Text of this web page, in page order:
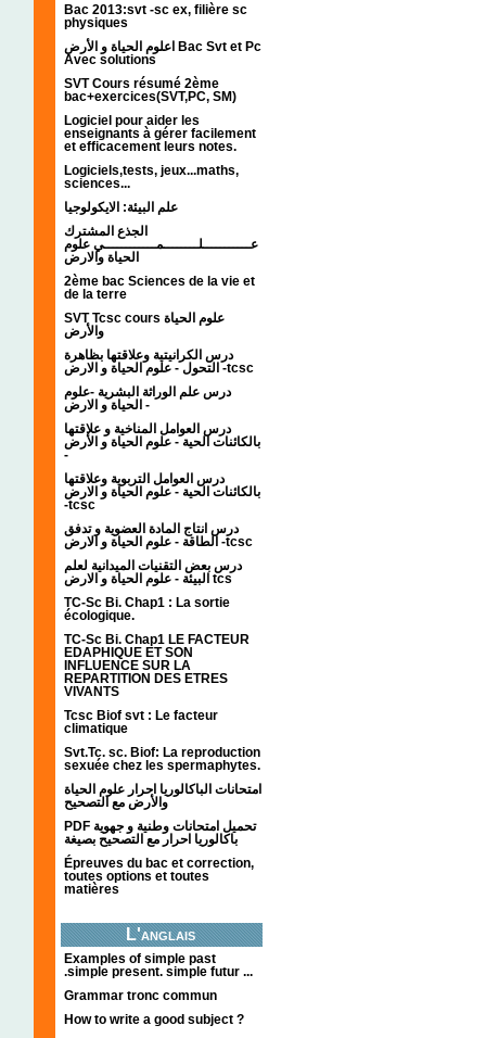
Bac 2013:svt -sc ex, filière sc
physiques
اعلوم الحياة و الأرض Bac Svt et Pc
Avec solutions
SVT Cours résumé 2ème
bac+exercices(SVT,PC, SM)
Logiciel pour aider les
enseignants à gérer facilement
et efficacement leurs notes.
Logiciels,tests, jeux...maths,
sciences...
علم البيئة: الايكولوجيا
الجذع المشترك
عـــــــــــلــــــــمــــــــــــي علوم
الحياة والارض
2ème bac Sciences de la vie et
de la terre
SVT Tcsc cours علوم الحياة
والأرض
درس الكرانيتية وعلاقتها بظاهرة
التحول - علوم الحياة و الارض -tcsc
درس علم الوراثة البشرية -علوم
الحياة و الارض -
درس العوامل المناخية و علاقتها
بالكائنات الحية - علوم الحياة و الأرض
-
درس العوامل التربوية وعلاقتها
بالكائنات الحية - علوم الحياة و الارض
-tcsc
درس انتاج المادة العضوية و تدفق
الطاقة - علوم الحياة و الارض -tcsc
درس بعض التقنيات الميدانية لعلم
البيئة - علوم الحياة و الارض tcs
TC-Sc Bi. Chap1 : La sortie
écologique.
TC-Sc Bi. Chap1 LE FACTEUR
EDAPHIQUE ET SON
INFLUENCE SUR LA
REPARTITION DES ETRES
VIVANTS
Tcsc Biof svt : Le facteur
climatique
Svt.Tc. sc. Biof: La reproduction
sexuée chez les spermaphytes.
امتحانات الباكالوريا احرار علوم الحياة
والأرض مع التصحيح
PDF تحميل امتحانات وطنية و جهوية
باكالوريا احرار مع التصحيح بصيغة
Épreuves du bac et correction,
toutes options et toutes
matières
L'anglais
Examples of simple past
.simple present. simple futur ...
Grammar tronc commun
How to write a good subject ?